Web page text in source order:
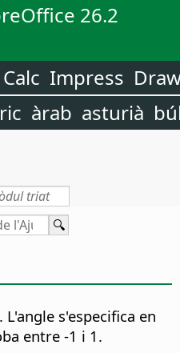
26.2
Calc Impress
àrab asturià
s'especifica en
entre -1 i 1.